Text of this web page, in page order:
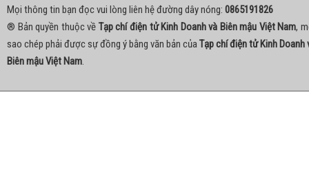
Mọi thông tin bạn đọc vui lòng liên hệ đường dây nóng: 0865191826
® Bản quyền thuộc về Tạp chí điện tử Kinh Doanh và Biên mậu Việt Nam,
sao chép phải được sự đồng ý bằng văn bản củaTạp chí điện tử Kinh Doanh
Biên mậu Việt Nam.